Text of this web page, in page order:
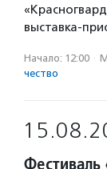
выставка-
Начало: 12:00 ·
чест­во
Фестиваль